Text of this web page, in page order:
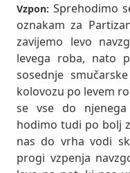
Vzpon: Sprehodimo
oznakam za
zavijemo levo
levega roba, nato
sosednje
kolovozu po levem
se vse do
hodimo tudi po bolj
nas do vrha vodi
progi vzpenja